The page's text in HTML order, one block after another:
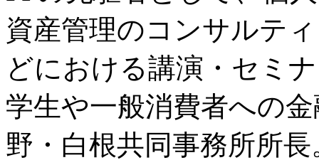
資産管理のコンサルテ
どにおける講演・セミ
学生や一般消費者への
野・白根共同事務所所